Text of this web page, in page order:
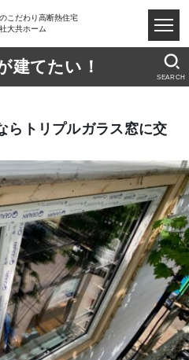
こだわり高断熱住宅
大共ホーム
建てたい！
SEARCH
らトリプルガラス窓に交